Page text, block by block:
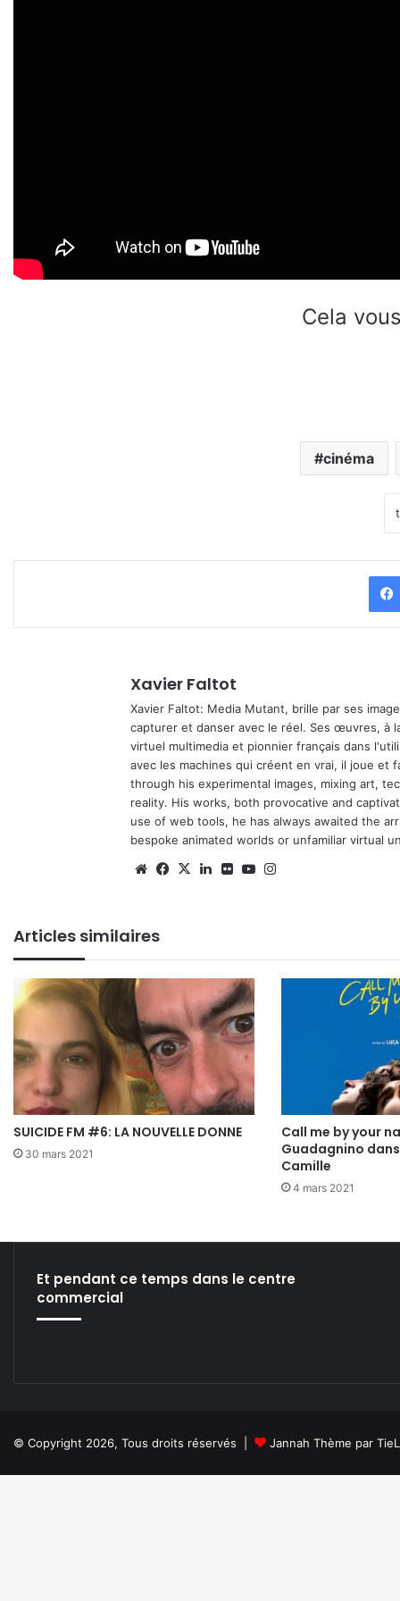
Cela
cinéma
Xavier Faltot
Xavier Faltot: Media Mutant, brille par ses
capturer et danser avec le réel. Ses œuvres, à
virtuel multimedia et pionnier français dans
avec les machines qui créent en vrai, il joue et
through his experimental images, mixing art,
reality. His works, both provocative and
use of web tools, he has always awaited the
bespoke animated worlds or unfamiliar virtual
WebsiteFacebook
X Linkedin
FlickrYouTube
Articles similaires
SUICIDE FM #6: LA NOUVELLE DONNE
30 mars 2021
Call me by your
Guadagnino
Camille
4 mars 2021
Et pendant ce temps dans le centre
commercial
© Copyright 2026, Tous droits réservés | Jannah Thème par